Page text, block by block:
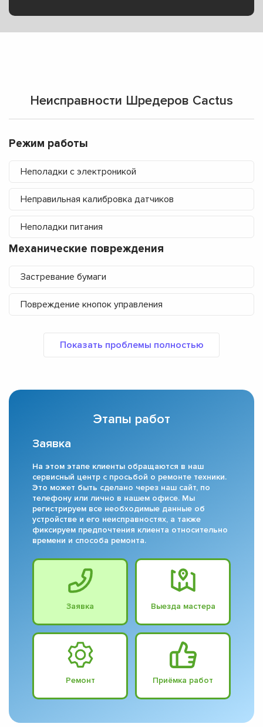
Неисправности Шредеров Cactus
Режим работы
Неполадки с электроникой
Неправильная калибровка датчиков
Неполадки питания
Механические повреждения
Застревание бумаги
Повреждение кнопок управления
Этапы работ
Заявка
На этом этапе клиенты обращаются в наш
сервисный центр с просьбой о ремонте техники.
Это может быть сделано через наш сайт, по
телефону или лично в нашем офисе. Мы
регистрируем все необходимые данные об
устройстве и его неисправностях, а также
фиксируем предпочтения клиента относительно
времени и способа ремонта.
Заявка Выезда мастера
Ремонт Приёмка работ